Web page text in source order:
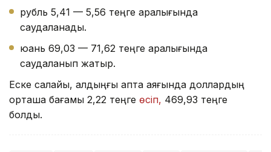
рубль 5,41 — 5,56 теңге аралығында
саудаланады.
юань 69,03 — 71,62 теңге аралығында
саудаланып жатыр.
Еске салайық, алдыңғы апта аяғында доллардың
орташа бағамы 2,22 теңге өсіп, 469,93 теңге
болды.